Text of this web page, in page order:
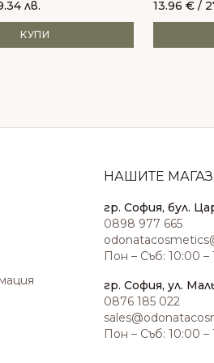
лв.
КУПИ
13.96 €/
НАШИТЕ
гр. София, бул.
0898 977 665
Пон – Съб: 10:00 –
гр. София, ул.
0876 185 022
Пон – Съб: 10:00 –